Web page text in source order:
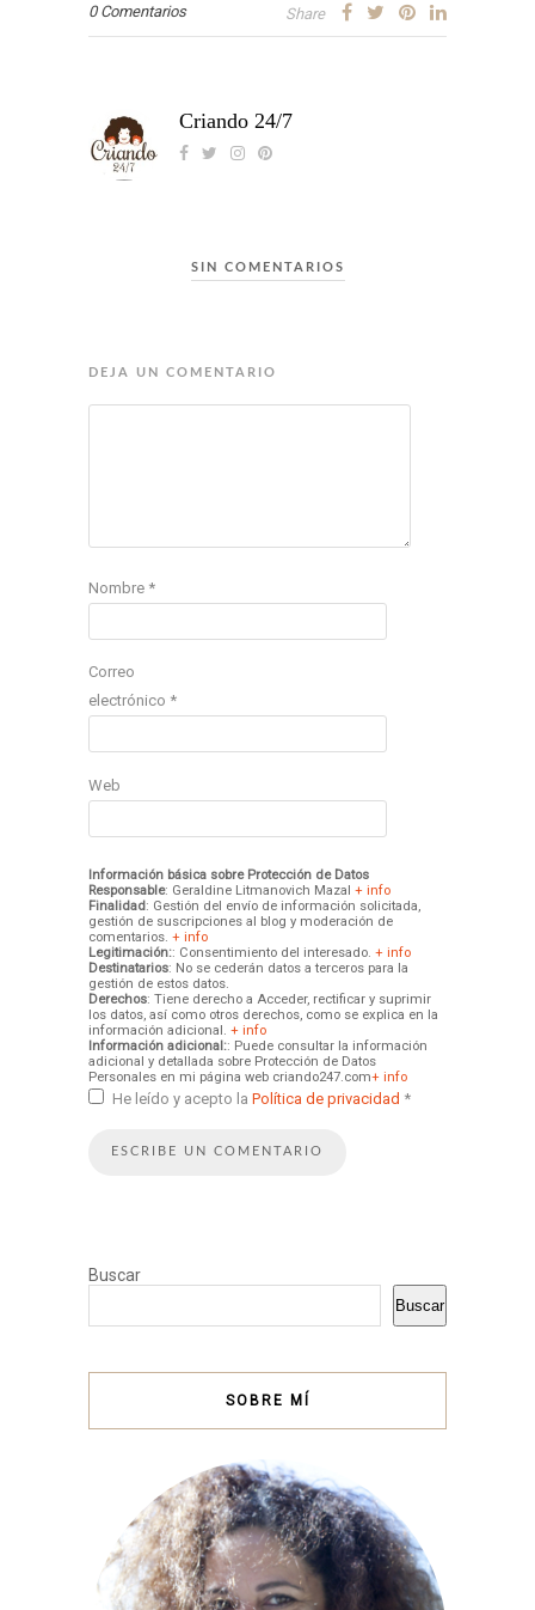
0 Comentarios Share
Criando 24/7
SIN COMENTARIOS
DEJA UN COMENTARIO
Nombre *
Correo
electrónico *
Web
Información básica sobre Protección de Datos
Responsable: Geraldine Litmanovich Mazal + info
Finalidad: Gestión del envío de información solicitada,
gestión de suscripciones al blog y moderación de
comentarios. + info
Legitimación:: Consentimiento del interesado. + info
Destinatarios: No se cederán datos a terceros para la
gestión de estos datos.
Derechos: Tiene derecho a Acceder, rectificar y suprimir
los datos, así como otros derechos, como se explica en la
información adicional. + info
Información adicional:: Puede consultar la información
adicional y detallada sobre Protección de Datos
Personales en mi página web criando247.com+ info
He leído y acepto la Política de privacidad *
Buscar
Buscar
SOBRE MÍ